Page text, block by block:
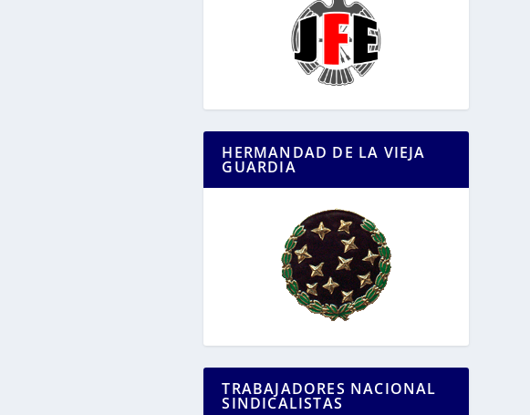
HERMANDAD DE LA VIEJA
GUARDIA
TRABAJADORES NACIONAL
SINDICALISTAS